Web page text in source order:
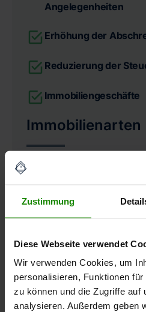
Zustimmung
Diese Webseite verwendet
Wir verwenden Cookies, um
personalisieren, Funktionen
zu können und die Zugriffe auf
analysieren. Außerdem geben
Angelegenheiten
Erhöhung der
Reduzierung der
Immobiliengeschäfte
Immobilienarten
Doppelhaushälften &
Mehrfamilienhäuser
Wohn- und